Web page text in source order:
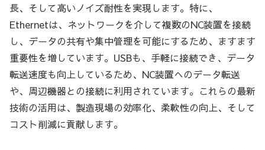
長、そして高いノイズ耐性を実現します。特に、
Ethernetは、ネットワークを介して複数のNC装置を接続
し、データの共有や集中管理を可能にするため、ますます
重要性を増しています。USBも、手軽に接続でき、データ
転送速度も向上しているため、NC装置へのデータ転送
や、周辺機器との接続に利用されています。これらの最新
技術の活用は、製造現場の効率化、柔軟性の向上、そして
コスト削減に貢献します。